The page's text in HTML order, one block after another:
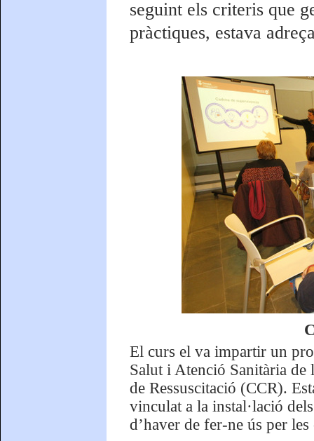
seguint els criteris que
pràctiques, estava
El curs el va impartir un
Salut i Atenció Sanitària de
de Ressuscitació (CCR).
vinculat a la instal·lació
d’haver de fer-ne ús per